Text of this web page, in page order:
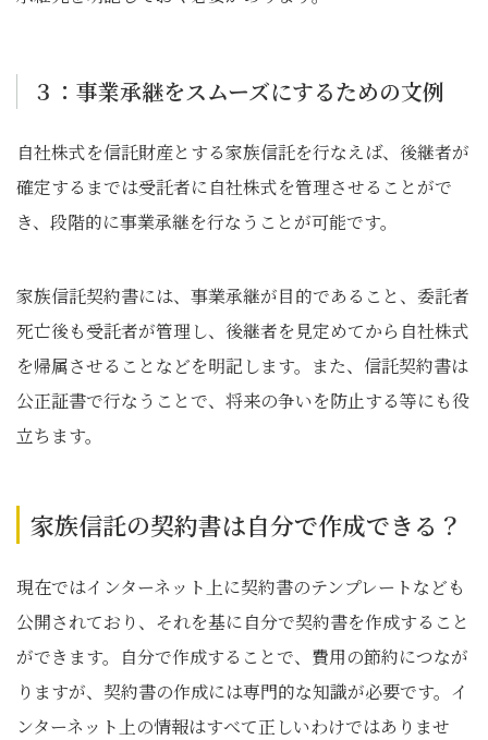
３：事業承継をスムーズにするための文例
自社株式を信託財産とする家族信託を行なえば、後継者が
確定するまでは受託者に自社株式を管理させることがで
き、段階的に事業承継を行なうことが可能です。
家族信託契約書には、事業承継が目的であること、委託者
死亡後も受託者が管理し、後継者を見定めてから自社株式
を帰属させることなどを明記します。また、信託契約書は
公正証書で行なうことで、将来の争いを防止する等にも役
立ちます。
家族信託の契約書は自分で作成できる？
現在ではインターネット上に契約書のテンプレートなども
公開されており、それを基に自分で契約書を作成すること
ができます。自分で作成することで、費用の節約につなが
りますが、契約書の作成には専門的な知識が必要です。イ
ンターネット上の情報はすべて正しいわけではありませ